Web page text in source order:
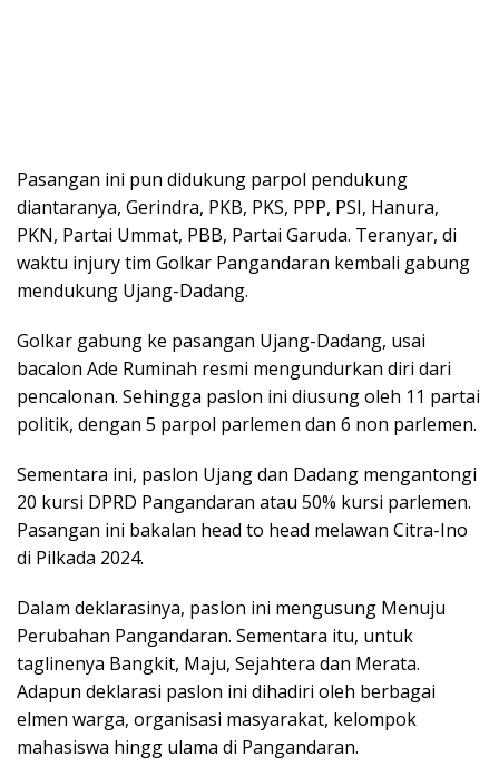
Pasangan ini pun didukung parpol pendukung
diantaranya, Gerindra, PKB, PKS, PPP, PSI, Hanura,
PKN, Partai Ummat, PBB, Partai Garuda. Teranyar, di
waktu injury tim Golkar Pangandaran kembali gabung
mendukung Ujang-Dadang.
Golkar gabung ke pasangan Ujang-Dadang, usai
bacalon Ade Ruminah resmi mengundurkan diri dari
pencalonan. Sehingga paslon ini diusung oleh 11 partai
politik, dengan 5 parpol parlemen dan 6 non parlemen.
Sementara ini, paslon Ujang dan Dadang mengantongi
20 kursi DPRD Pangandaran atau 50% kursi parlemen.
Pasangan ini bakalan head to head melawan Citra-Ino
di Pilkada 2024.
Dalam deklarasinya, paslon ini mengusung Menuju
Perubahan Pangandaran. Sementara itu, untuk
taglinenya Bangkit, Maju, Sejahtera dan Merata.
Adapun deklarasi paslon ini dihadiri oleh berbagai
elmen warga, organisasi masyarakat, kelompok
mahasiswa hingg ulama di Pangandaran.